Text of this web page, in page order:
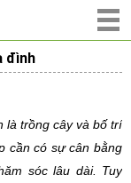
đình
là trồng cây và bố trí
cần có sự cân bằng
sóc lâu dài. Tuy